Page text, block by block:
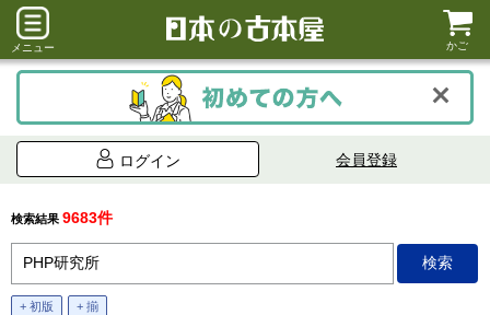
メニュー かご
ログイン 会員登録
検索結果 9683件
+ 初版 + 揃